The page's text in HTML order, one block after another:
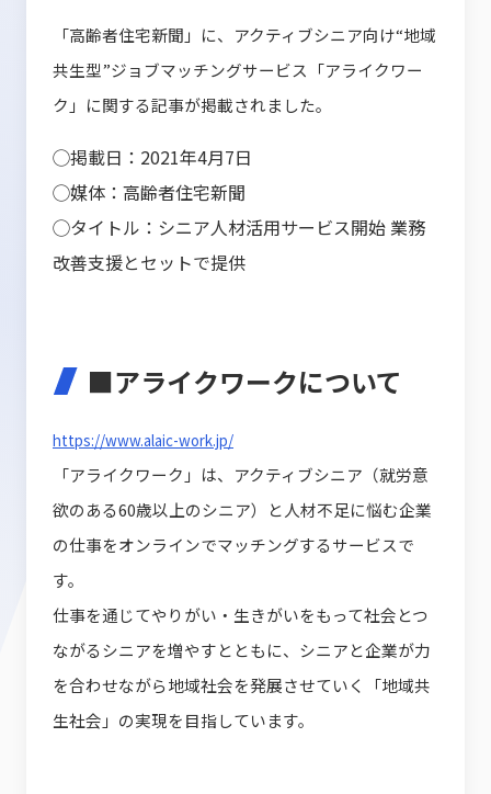
「高齢者住宅新聞」に、アクティブシニア向け“地域
共生型”ジョブマッチングサービス「アライクワー
ク」に関する記事が掲載されました。
◯掲載日：2021年4月7日
◯媒体：高齢者住宅新聞
◯タイトル： シニア人材活用サービス開始 業務
改善支援とセットで提供
■アライクワークについて
https://www.alaic-work.jp/
「アライクワーク」は、アクティブシニア（就労意
欲のある60歳以上のシニア）と人材不足に悩む企業
の仕事をオンラインでマッチングするサービスで
す。
仕事を通じてやりがい・生きがいをもって社会とつ
ながるシニアを増やすとともに、シニアと企業が力
を合わせながら地域社会を発展させていく「地域共
生社会」の実現を目指しています。